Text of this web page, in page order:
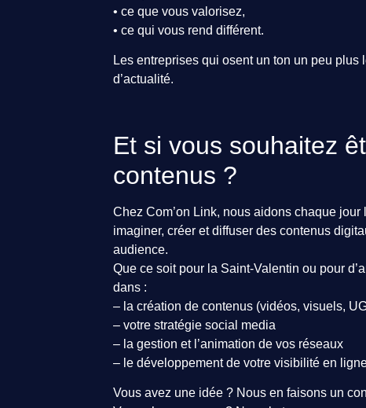
• ce que vous valorisez,
• ce qui vous rend différent.
Les entreprises qui osent un ton un peu
d’actualité.
Et si vous souhaitez
contenus ?
Chez Com’on Link, nous aidons chaque
imaginer, créer et diffuser des contenus
audience.
Que ce soit pour la Saint-Valentin ou pour
dans :
– la création de contenus (vidéos, visuels,
– votre stratégie social media
– la gestion et l’animation de vos réseaux
– le développement de votre visibilité en
Vous avez une idée ? Nous en faisons un